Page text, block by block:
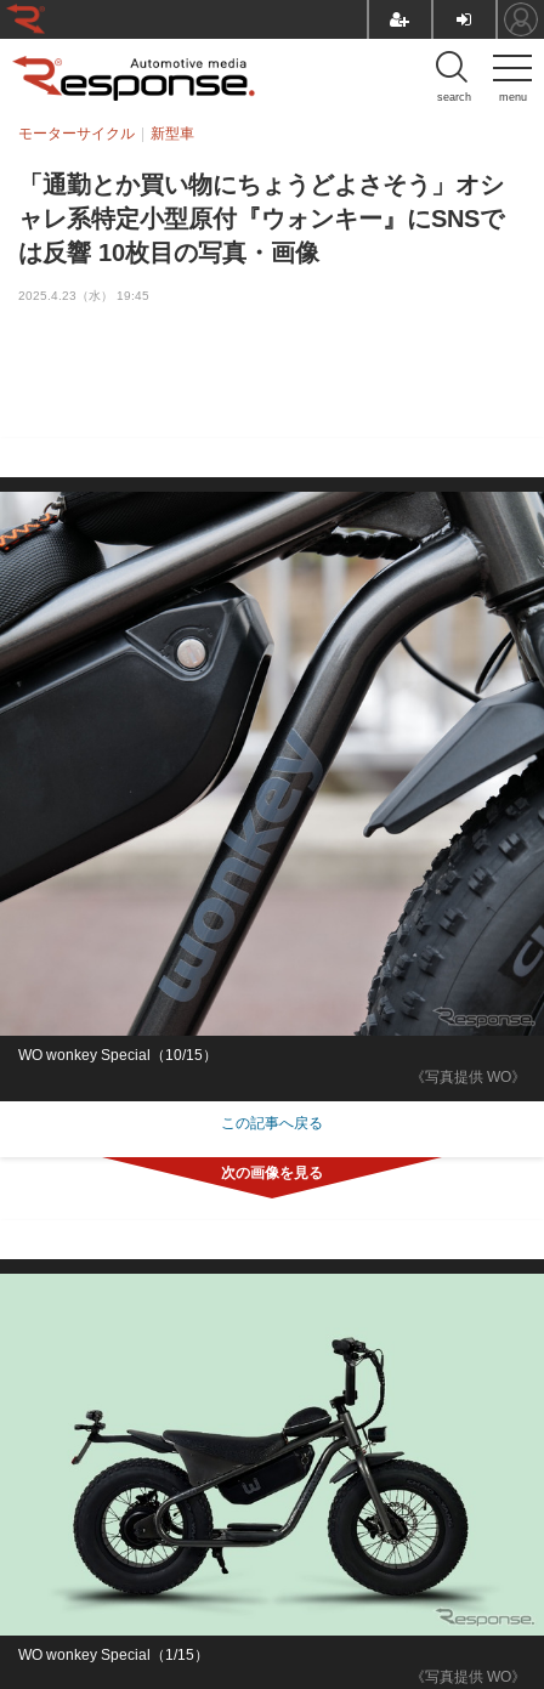
menu
search
「通勤とか買い物にちょうどよさそう」オシ
ャレ系特定小型原付『ウォンキー』にSNSで
は反響 10枚目の写真・画像
モーターサイクル 新型車
2025.4.23（水） 19:45
《写真提供 WO》
WO wonkey Special（10/15）
この記事へ戻る
《写真提供 WO》
WO wonkey Special（1/15）